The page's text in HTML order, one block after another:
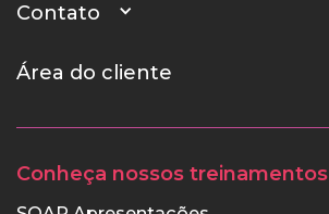
Contato
Área do cliente
Conheça nossos treinamentos